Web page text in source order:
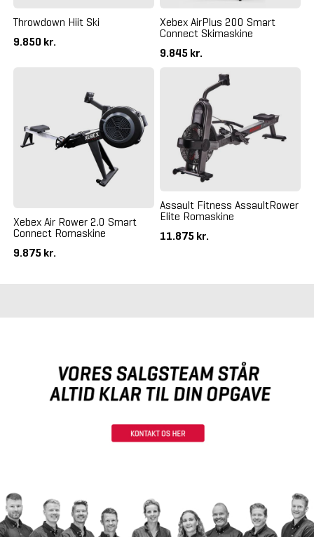
Throwdown Hiit Ski
9.850 kr.
Xebex AirPlus 200 Smart
Connect Skimaskine
9.845 kr.
Xebex Air Rower 2.0 Smart
Connect Romaskine
9.875 kr.
Assault Fitness AssaultRower
Elite Romaskine
11.875 kr.